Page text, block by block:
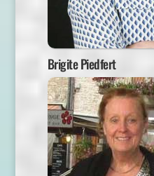
Brigite Piedfert